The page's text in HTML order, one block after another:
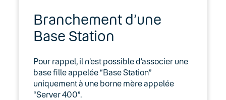
Spectralink
Bornes Spectralink : Server 200,
Station
Combinés Spectralink
Branchement d’une
Base Station
Pour rappel, il n’est possible d’associer une
base fille appelée “Base Station”
uniquement à une borne mère appelée
“Server 400”.